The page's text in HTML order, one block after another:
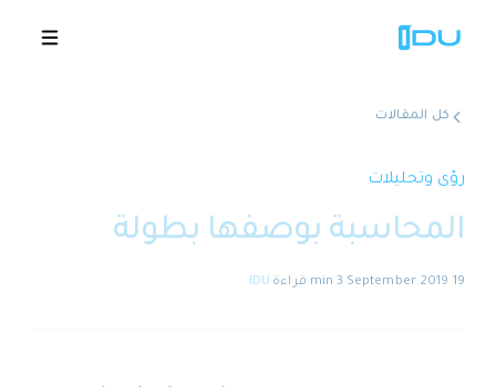
الحلول
المنصة
كل المقالات
رؤى وتحليلات
المحاسبة بوصفها بطولة
19 September 2019
3 min قراءة IDU